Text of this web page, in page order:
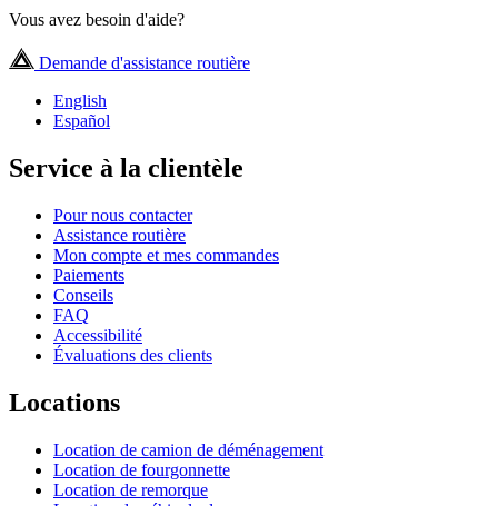
Vous avez besoin d'aide?
Demande d'assistance routière
English
Español
Service à la clientèle
Pour nous contacter
Assistance routière
Mon compte et mes commandes
Paiements
Conseils
FAQ
Accessibilité
Évaluations des clients
Locations
Location de camion de déménagement
Location de fourgonnette
Location de remorque